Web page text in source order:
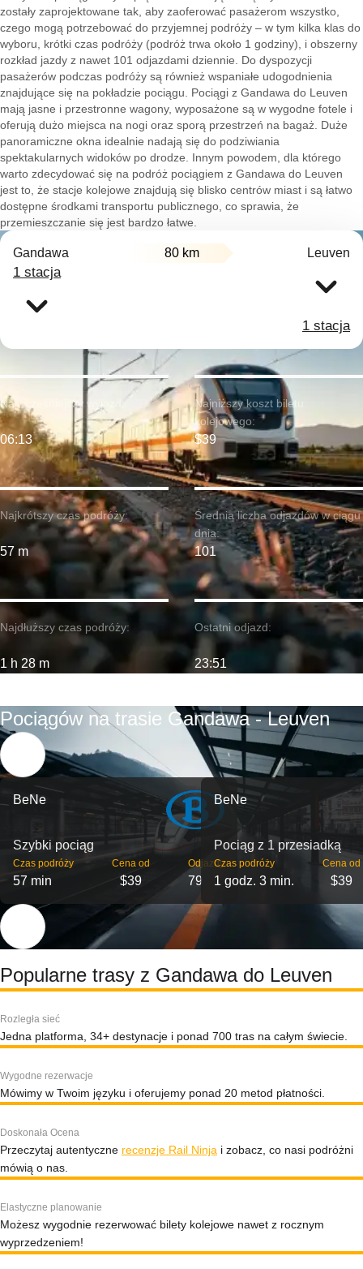
zostały zaprojektowane tak, aby zaoferować pasażerom wszystko,
czego mogą potrzebować do przyjemnej podróży – w tym kilka klas do
wyboru, krótki czas podróży (podróż trwa około 1 godziny), i obszerny
rozkład jazdy z nawet 101 odjazdami dziennie. Do dyspozycji
pasażerów podczas podróży są również wspaniałe udogodnienia
znajdujące się na pokładzie pociągu. Pociągi z Gandawa do Leuven
mają jasne i przestronne wagony, wyposażone są w wygodne fotele i
oferują dużo miejsca na nogi oraz sporą przestrzeń na bagaż. Duże
panoramiczne okna idealnie nadają się do podziwiania
spektakularnych widoków po drodze. Innym powodem, dla którego
warto zdecydować się na podróż pociągiem z Gandawa do Leuven
jest to, że stacje kolejowe znajdują się blisko centrów miast i są łatwo
dostępne środkami transportu publicznego, co sprawia, że
przemieszczanie się jest bardzo łatwe.
Gandawa 80 km Leuven
1 stacja
1 stacja
Najkrótszy czas podróży:
57 m
Najwcześniejszy wyjazd:
06:13
Najdłuższy czas podróży:
1 h 28 m
Najniższy koszt biletu
kolejowego:
$39
Średnia liczba odjazdów w ciągu
dnia:
101
Ostatni odjazd:
23:51
Pociągów na trasie Gandawa - Leuven
BeNe
Szybki pociąg
Czas podróży
57 min
Cena od
$39
Odjazdy
79
BeNe
Pociąg z 1 przesiadką
Czas podróży
1 godz. 3 min.
Cena od
$39
Popularne trasy z Gandawa do Leuven
Rozległa sieć
Jedna platforma, 34+ destynacje i ponad 700 tras na całym świecie.
Wygodne rezerwacje
Mówimy w Twoim języku i oferujemy ponad 20 metod płatności.
Doskonała Ocena
Przeczytaj autentyczne recenzje Rail Ninja i zobacz, co nasi podróżni
mówią o nas.
Elastyczne planowanie
Możesz wygodnie rezerwować bilety kolejowe nawet z rocznym
wyprzedzeniem!